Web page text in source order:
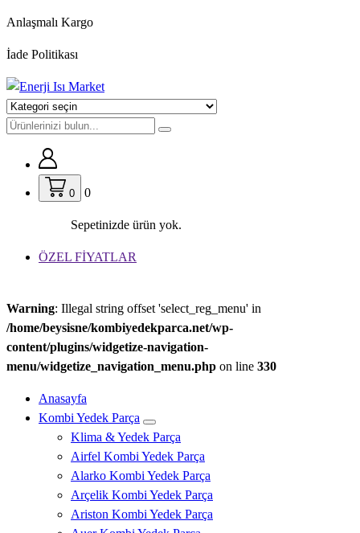
İçeriğe
Anlaşmalı Kargo
İade Politikası
0 0
Sepetinizde ürün yok.
ÖZEL FİYATLAR
Warning: Illegal string offset 'select_reg_menu' in
/home/beysisne/kombiyedekparca.net/wp-
content/plugins/widgetize-navigation-
menu/widgetize_navigation_menu.php on line 330
Anasayfa
Kombi Yedek Parça
Klima & Yedek Parça
Airfel Kombi Yedek Parça
Alarko Kombi Yedek Parça
Arçelik Kombi Yedek Parça
Ariston Kombi Yedek Parça